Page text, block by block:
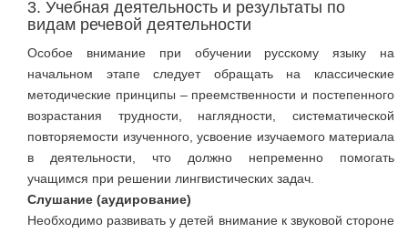
3. Учебная деятельность и результаты по
видам речевой деятельности
Особое внимание при обучении русскому языку на
начальном этапе следует обращать на классические
методические принципы – преемственности и постепенного
возрастания трудности, наглядности, систематической
повторяемости изученного, усвоение изучаемого материала
в деятельности, что должно непременно помогать
учащимся при решении лингвистических задач.
Слушание (аудирование)
Необходимо развивать у детей внимание к звуковой стороне